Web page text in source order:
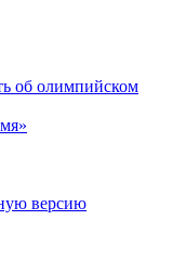
об олимпийском
версию